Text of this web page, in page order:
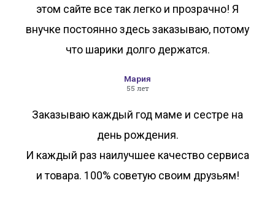
этом сайте все так легко и прозрачно! Я
внучке постоянно здесь заказываю, потому
что шарики долго держатся.
Мария
55 лет
Заказываю каждый год маме и сестре на
день рождения.
И каждый раз наилучшее качество сервиса
и товара. 100% советую своим друзьям!